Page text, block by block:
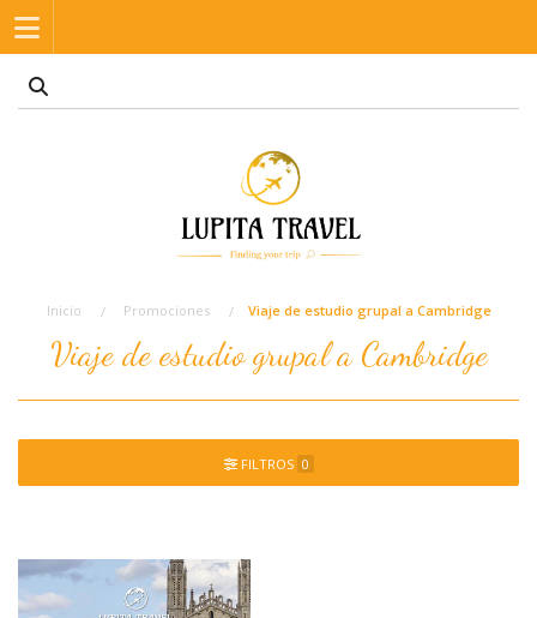
Inicio Promociones Viaje de estudio grupal a Cambridge
Viaje de estudio grupal a Cambridge
FILTROS 0